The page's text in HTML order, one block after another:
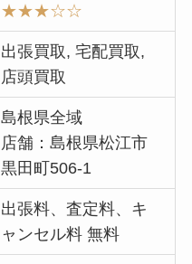
★★★☆☆
出張買取, 宅配買取,
店頭買取
島根県全域
店舗：島根県松江市
黒田町506-1
出張料、査定料、キ
ャンセル料 無料